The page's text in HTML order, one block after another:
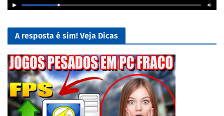
A resposta é sim! Veja Dicas